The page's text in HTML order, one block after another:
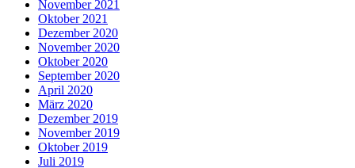
November 2021
Oktober 2021
Dezember 2020
November 2020
Oktober 2020
September 2020
April 2020
März 2020
Dezember 2019
November 2019
Oktober 2019
Juli 2019